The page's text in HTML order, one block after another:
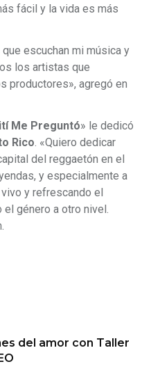
fácil y la vida es más
escuchan mi música y
los artistas que
productores», agregó en
Me Preguntó» le dedicó
Rico. «Quiero dedicar
del reggaetón en el
y especialmente a
y refrescando el
género a otro nivel.
del amor con Taller